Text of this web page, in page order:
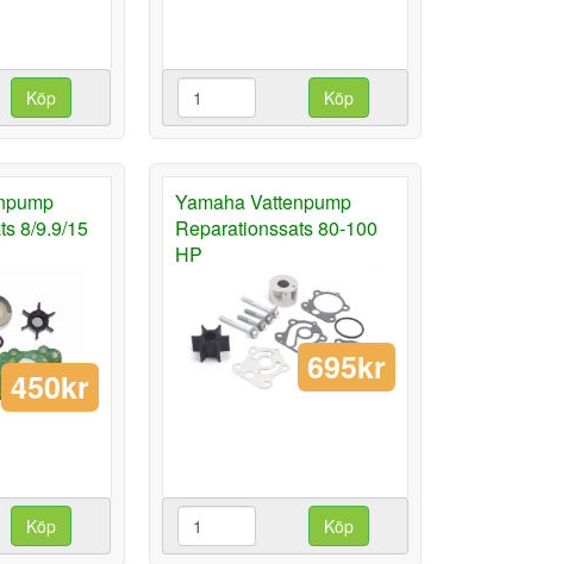
Köp Köp
8/9.9/15
450kr
Köp
Yamaha Vattenpump
Reparationssats 80-100
HP
695kr
Köp